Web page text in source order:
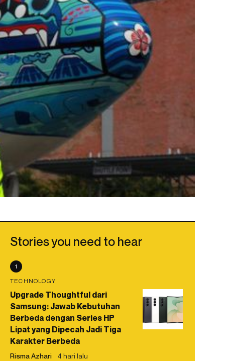
Stories you need to hear
1
TECHNOLOGY
Upgrade Thoughtful dari
Samsung: Jawab Kebutuhan
Berbeda dengan Series HP
Lipat yang Dipecah Jadi Tiga
Karakter Berbeda
Risma Azhari 4 hari lalu